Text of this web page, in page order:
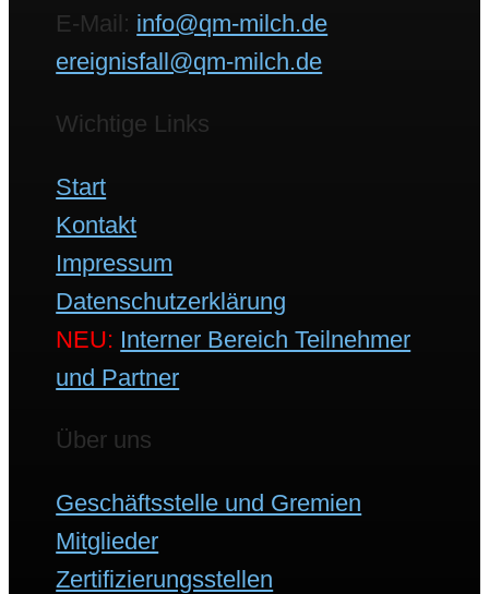
E-Mail: info@qm-milch.de
ereignisfall@qm-milch.de
Wichtige Links
Start
Kontakt
Impressum
Datenschutzerklärung
NEU: Interner Bereich Teilnehmer
und Partner
Über uns
Geschäftsstelle und Gremien
Mitglieder
Zertifizierungsstellen